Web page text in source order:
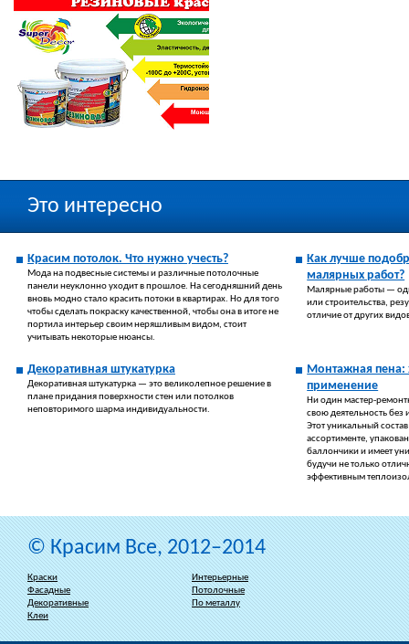
Это интересно
Красим потолок. Что нужно учесть?
Мода на подвесные системы и различные потолочные
панели неуклонно уходит в прошлое. На сегодняшний день
вновь модно стало красить потоки в квартирах. Но для того
чтобы сделать покраску качественной, чтобы она в итоге не
портила интерьер своим неряшливым видом, стоит
учитывать некоторые нюансы.
Как лучше
малярных работ?
Малярные работы —
или строительства,
отличие от других
Декоративная штукатурка
Декоративная штукатурка — это великолепное решение в
плане придания поверхности стен или потолков
неповторимого шарма индивидуальности.
Монтажная пена:
применение
Ни один мастер-
свою деятельность без
Этот уникальный
ассортименте,
баллончики и имеет
будучи не только
эффективным
© Красим Все, 2012–2014
Краски
Интерьерные
Фасадные
Потолочные
Декоративные
По металлу
Клеи